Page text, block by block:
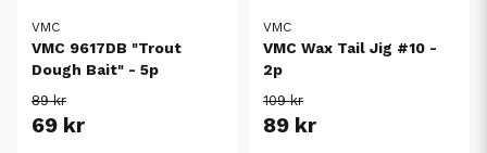
VMC
VMC 9617DB "Trout
Dough Bait" - 5p
89 kr
69 kr
VMC
VMC Wax Tail Jig #10 -
2p
109 kr
89 kr